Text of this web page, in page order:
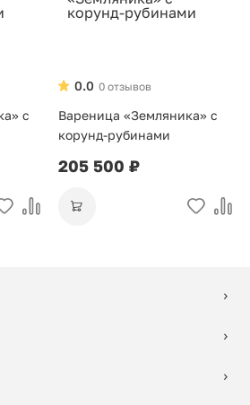
с
0 отзывов
0.0
Вареница «Земляника» с
корунд-рубинами
205 500 ₽